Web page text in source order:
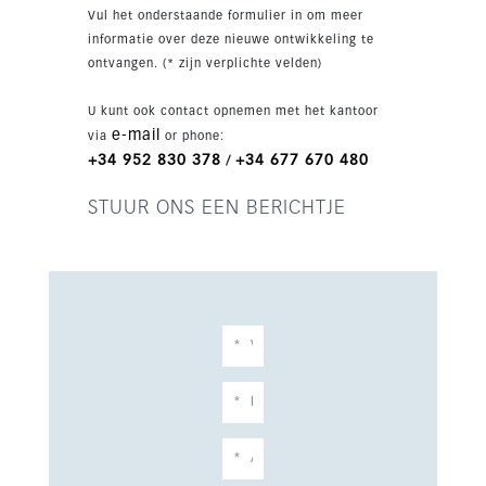
privél project met omheining, groene zones,
workingruimte. De ligging is uitstekend, op
loopafstand van strand, beachclubs, restaurants,
winkels, golfbanen en het centrum van Elviria,
Málaga binnen handbereik.
Vul het onderstaande formulier in om meer
informatie over deze nieuwe ontwikkeling te
ontvangen. (* zijn verplichte velden)
U kunt ook contact opnemen met het kantoor
via e-mail or phone:
+34 952 830 378 / +34 677 670 480
STUUR ONS EEN BERICHTJE